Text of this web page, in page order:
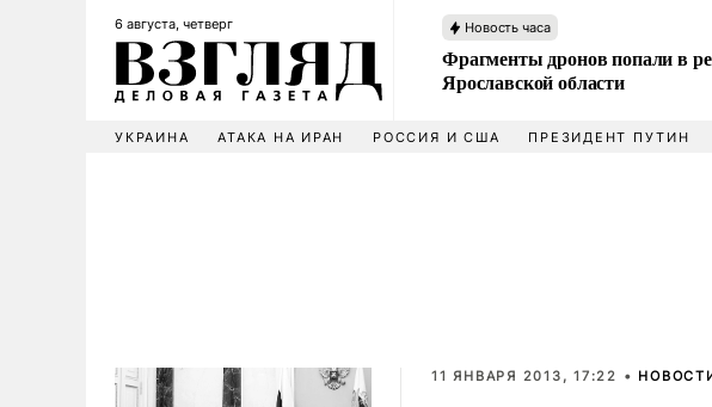
6 августа, четверг Новость часа
Фрагменты дронов попали в
Ярославской области
УКРАИНА АТАКА НА ИРАН РОССИЯ И США ПРЕЗИДЕНТ ПУТИН
11 ЯНВАРЯ 2013, 17:22 •